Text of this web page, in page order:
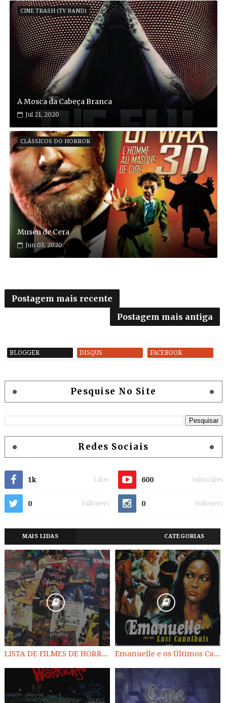
CINE TRASH (TV BAND)
A Mosca da Cabeça Branca
Jul 21, 2020
CLÁSSICOS DO HORROR
Museu de Cera
Jun 03, 2020
Postagem mais recente
Postagem mais antiga
BLOGGER DISQUS FACEBOOK
Pesquise No Site
Redes Sociais
1k Likes 600 Subscribes
0 Followers 0 Followers
MAIS LIDAS CATEGORIAS
LISTA DE FILMES DE HORROR/ TRASH/ SUSPENSE/ SCI-FI/ EXPLOITATION E OUTROS Emanuelle e os Últimos Canibais